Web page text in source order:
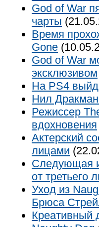
God of War
чарты
Время
Gone
God of War
эксклюзивом
На PS4
Нил
Режиссер
вдохновения
Актерский
лицами
Следующая
от третьего
Уход из
Брюса
Креативный